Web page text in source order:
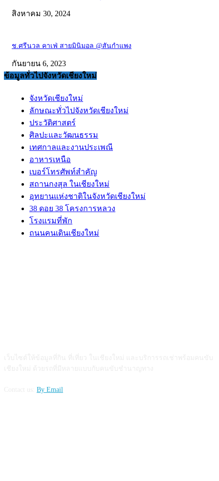
สิงหาคม 30, 2024
ช.ศรีนวล คาเฟ่ สายมินิมอล @สันกำแพง
กันยายน 6, 2023
ข้อมูลทั่วไปจังหวัดเชียงใหม่
จังหวัดเชียงใหม่
ลักษณะทั่วไปจังหวัดเชียงใหม่
ประวัติศาสตร์
ศิลปะและวัฒนธรรม
เทศกาลและงานประเพณี
อาหารเหนือ
เบอร์โทรศัพท์สำคัญ
สถานกงสุล ในเชียงใหม่
อุทยานแห่งชาติในจังหวัดเชียงใหม่
38 ดอย 38 โครงการหลวง
โรงแรมที่พัก
ถนนคนเดินเชียงใหม่
By Email